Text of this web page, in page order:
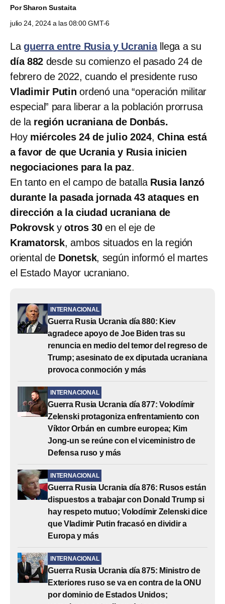
PorSharon Sustaita
julio 24, 2024 a las 08:00 GMT-6
La guerra entre Rusia y Ucraniallega a su
día 882 desde su comienzo el pasado 24 de
febrero de 2022, cuando el presidente ruso
Vladimir Putinordenó una “operación militar
especial” para liberar a la población prorrusa
de la región ucraniana de Donbás.
Hoy miércoles 24 de julio 2024,China está
a favor de que Ucrania y Rusia inicien
negociaciones para la paz.
En tanto en el campo de batalla Rusia lanzó
durante la pasada jornada 43 ataques en
dirección a la ciudad ucraniana de
Pokrovskyotros 30 en el eje de
Kramatorsk, ambos situados en la región
oriental de Donetsk, según informó el martes
el Estado Mayor ucraniano.
INTERNACIONAL
Guerra Rusia Ucrania día 880: Kiev
agradece apoyo de Joe Biden tras su
renuncia en medio del temor del regreso de
Trump; asesinato de ex diputada ucraniana
provoca conmoción y más
INTERNACIONAL
Guerra Rusia Ucrania día 877: Volodímir
Zelenski protagoniza enfrentamiento con
Víktor Orbán en cumbre europea; Kim
Jong-un se reúne con el viceministro de
Defensa ruso y más
INTERNACIONAL
Guerra Rusia Ucrania día 876: Rusos están
dispuestos a trabajar con Donald Trump si
hay respeto mutuo; Volodímir Zelenski dice
que Vladimir Putin fracasó en dividir a
Europa y más
INTERNACIONAL
Guerra Rusia Ucrania día 875: Ministro de
Exteriores ruso se va en contra de la ONU
por dominio de Estados Unidos;